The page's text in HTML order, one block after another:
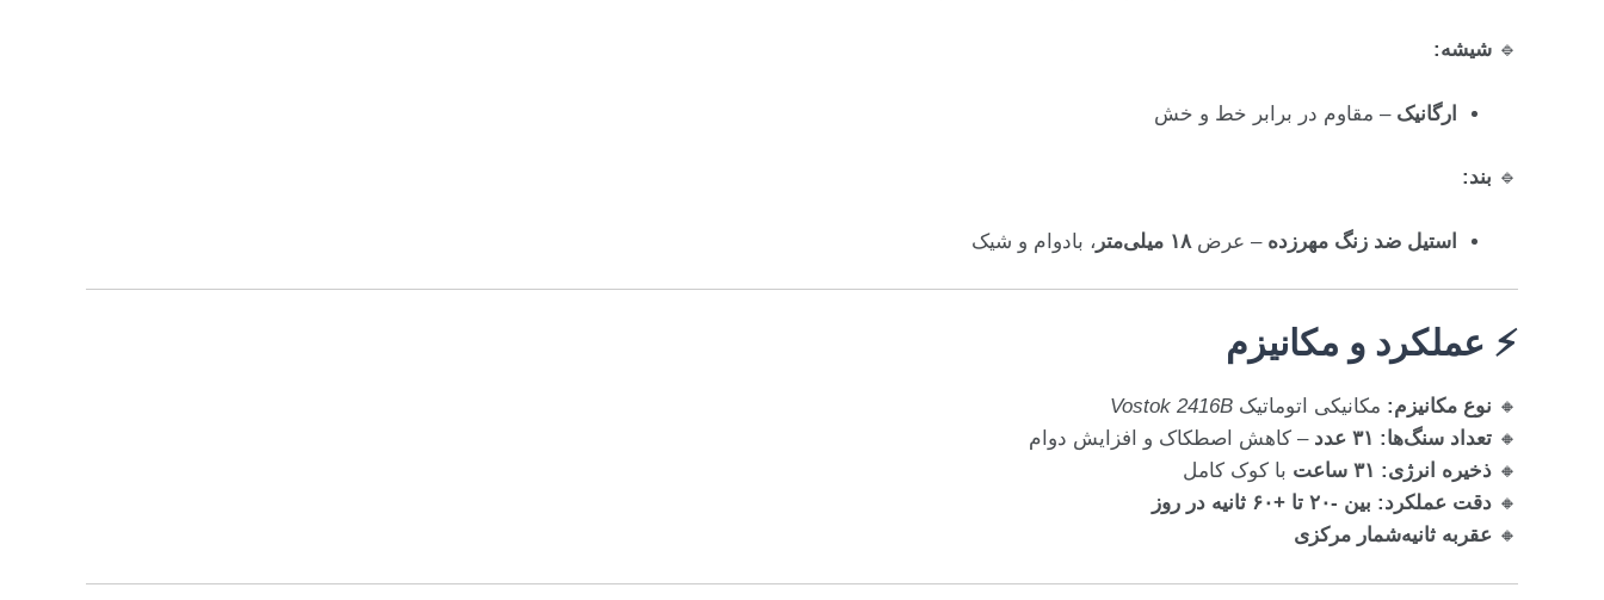
🔹 شیشه:
ارگانیک – مقاوم در برابر خط و خش
🔹 بند:
استیل ضد زنگ مهرزده – عرض۱۸ میلی‌متر ، بادوام و شیک
⚡ عملکرد و مکانیزم
🔸 نوع مکانیزم: مکانیکی اتوماتیک Vostok 2416B
🔸 تعداد سنگ‌ها: ۳۱ عدد
– کاهش اصطکاک و افزایش دوام
🔸 ذخیره انرژی: ۳۱ ساعت
با کوک کامل
🔸 دقت عملکرد: بین -۲۰ تا +۶۰ ثانیه در روز
🔸 عقربه ثانیه‌شمار مرکزی